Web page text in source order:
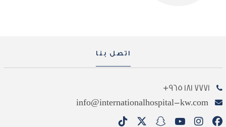
اتصل بنا
7771 181 965+
info@internationalhospital-kw.com